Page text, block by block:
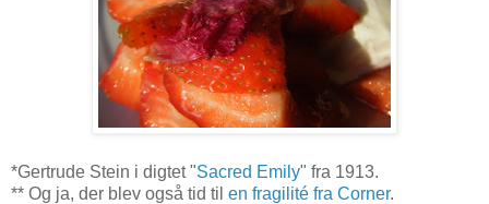
*Gertrude Stein i digtet "Sacred Emily" fra 1913.
** Og ja, der blev også tid til en fragilité fra Corner.